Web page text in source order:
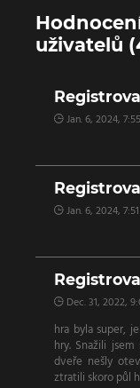
uživatelů
Jan. 6, 2024,
Jan. 6, 2024,
Dec. 31, 2022,
hra byla super,
hry. Snažili
dveře nešly
ztratili skoro půl